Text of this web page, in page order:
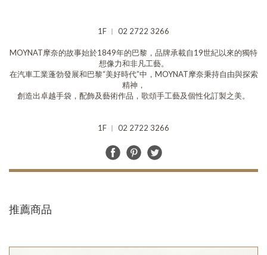
1F ︱ 02 2722 3266
MOYNAT摩奈的故事始於1849年的巴黎，品牌承載自19世紀以來的獨特
想像力和非凡工藝。
在汽車工業蓬勃發展和巴黎“美好時代”中，MOYNAT摩奈秉持自由與探索
精神，
創造出卓越手袋，配飾及藝術作品，歌頌手工藝及個性化訂製之美。
1F ︱ 02 2722 3266
推薦商品